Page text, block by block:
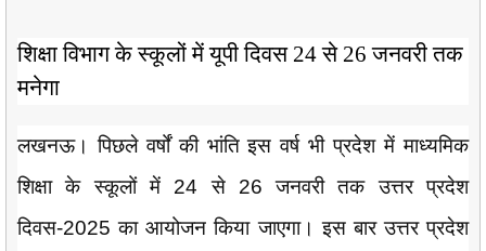
शिक्षा विभाग के स्कूलों में यूपी दिवस 24 से 26 जनवरी तक
मनेगा
लखनऊ। पिछले वर्षों की भांति इस वर्ष भी प्रदेश में माध्यमिक
शिक्षा के स्कूलों में 24 से 26 जनवरी तक उत्तर प्रदेश
दिवस-2025 का आयोजन किया जाएगा। इस बार उत्तर प्रदेश